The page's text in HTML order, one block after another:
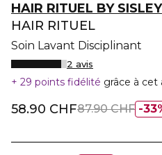
HAIR RITUEL BY SISLEY
HAIR RITUEL
Soin Lavant Disciplinant
2 avis
29 points fidélité grâce à cet
58.90 CHF87.90 CHF